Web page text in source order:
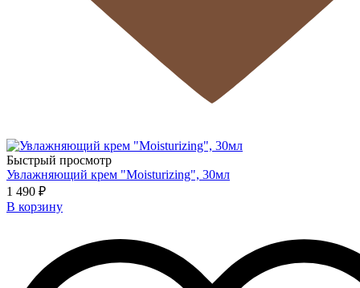
Быстрый просмотр
Увлажняющий крем "Moisturizing", 30мл
1 490 ₽
В корзину